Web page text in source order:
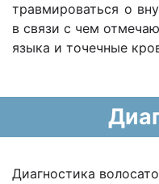
травмироваться о
в связи с чем
языка и точечные
Диагностика